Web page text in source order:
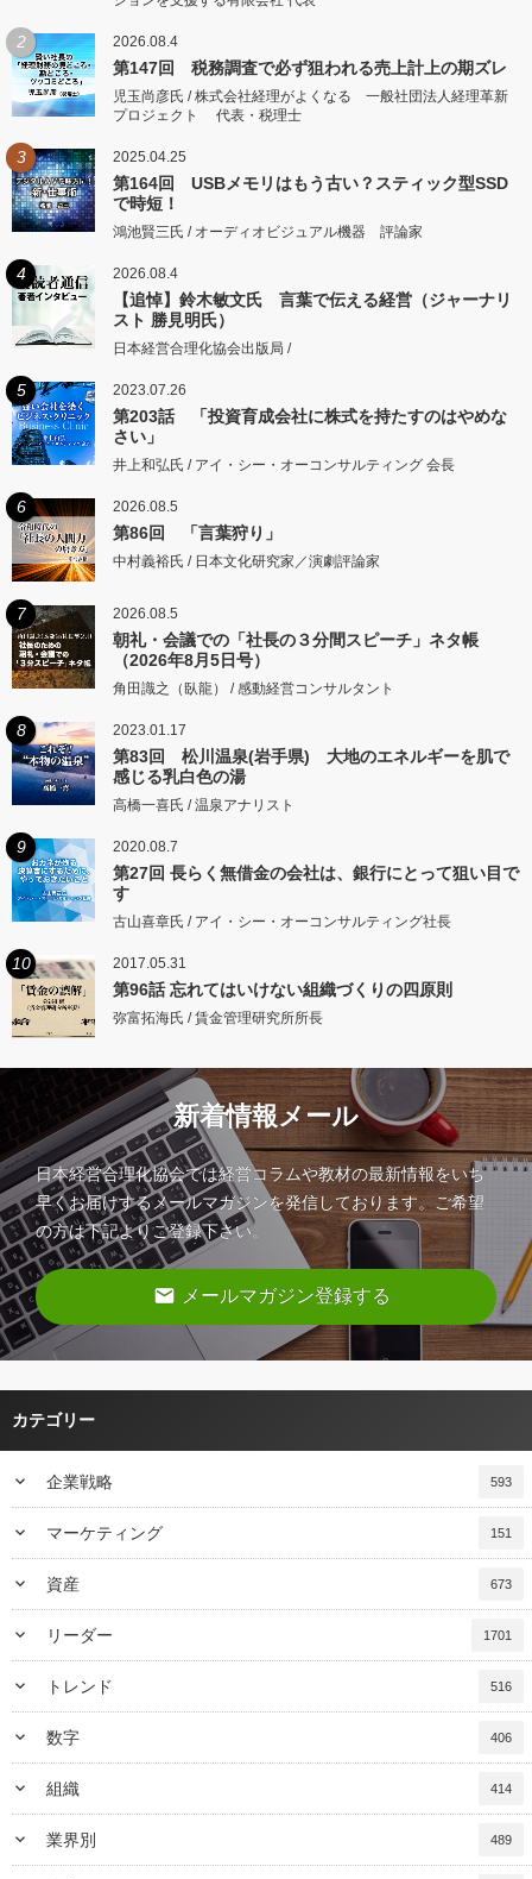
2 2026.08.4
第147回 税務調査で必ず狙われる売上計上の期ズレ
児玉尚彦氏 / 株式会社経理がよくなる 一般社団法人経理革新
プロジェクト 代表・税理士
3 2025.04.25
第164回 USBメモリはもう古い？スティック型SSD
で時短！
鴻池賢三氏 / オーディオビジュアル機器 評論家
4 2026.08.4
【追悼】鈴木敏文氏 言葉で伝える経営（ジャーナリ
スト 勝見明氏）
日本経営合理化協会出版局 /
5 2023.07.26
第203話 「投資育成会社に株式を持たすのはやめな
さい」
井上和弘氏 / アイ・シー・オーコンサルティング 会長
6 2026.08.5
第86回 「言葉狩り」
中村義裕氏 / 日本文化研究家／演劇評論家
7 2026.08.5
朝礼・会議での「社長の３分間スピーチ」ネタ帳
（2026年8月5日号）
角田識之（臥龍） / 感動経営コンサルタント
8 2023.01.17
第83回 松川温泉(岩手県) 大地のエネルギーを肌で
感じる乳白色の湯
高橋一喜氏 / 温泉アナリスト
9 2020.08.7
第27回 長らく無借金の会社は、銀行にとって狙い目で
す
古山喜章氏 / アイ・シー・オーコンサルティング社長
10 2017.05.31
第96話 忘れてはいけない組織づくりの四原則
弥富拓海氏 / 賃金管理研究所所長
新着情報メール
日本経営合理化協会では経営コラムや教材の最新情報をいち
早くお届けするメールマガジンを発信しております。ご希望
の方は下記よりご登録下さい。
email メールマガジン登録する
カテゴリー
keyboard_arrow_down 企業戦略 593
keyboard_arrow_down マーケティング 151
keyboard_arrow_down 資産 673
keyboard_arrow_down リーダー 1701
keyboard_arrow_down トレンド 516
keyboard_arrow_down 数字 406
keyboard_arrow_down 組織 414
keyboard_arrow_down 業界別 489